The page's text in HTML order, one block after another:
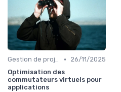
Gestion de projet •
26/11/2025
Optimisation des
commutateurs virtuels pour
applications